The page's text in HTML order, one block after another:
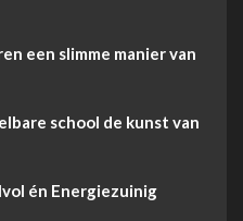
een slimme manier van
school de kunst van
én Energiezuinig